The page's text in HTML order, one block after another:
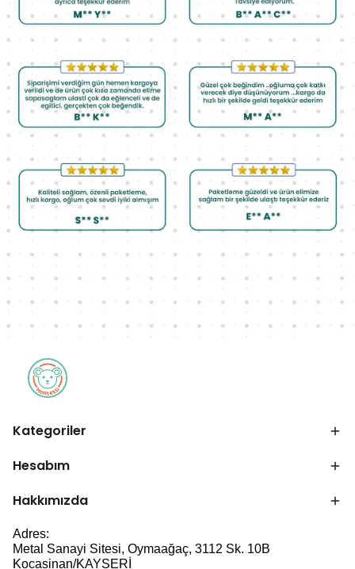
Kategoriler
Hesabım
Hakkımızda
Adres:
Metal Sanayi Sitesi, Oymaağaç, 3112 Sk. 10B
Kocasinan/KAYSERİ